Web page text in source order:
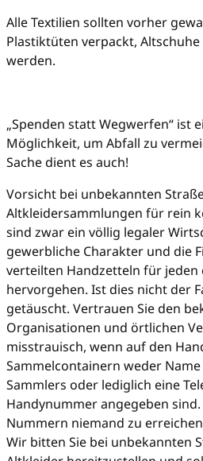
Alle Textilien sollten vorher
Plastiktüten verpackt,
werden.
„Spenden statt Wegwerfen“ ist
Möglichkeit, um Abfall zu
Sache dient es auch!
Vorsicht bei unbekannten
Altkleidersammlungen für rein
sind zwar ein völlig legaler
gewerbliche Charakter und die
verteilten Handzetteln für jeden
hervorgehen. Ist dies nicht der
getäuscht. Vertrauen Sie den
Organisationen und örtlichen
misstrauisch, wenn auf den
Sammelcontainern weder
Sammlers oder lediglich eine
Handynummer angegeben
Nummern niemand zu
Wir bitten Sie bei unbekannten